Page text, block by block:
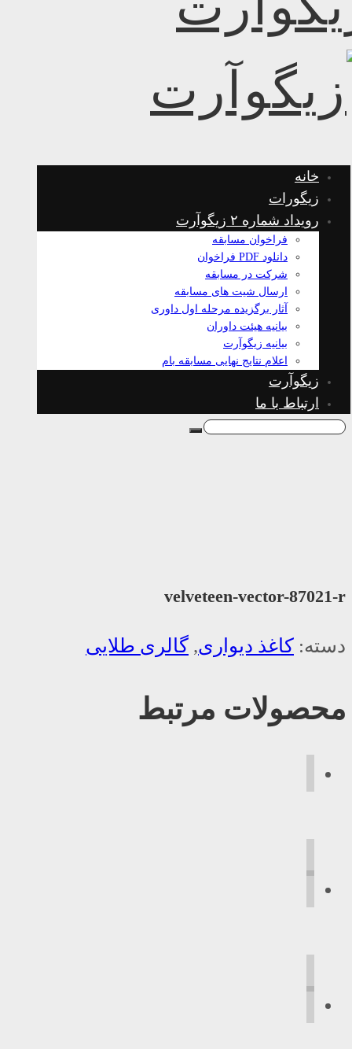
خانه
زیگورات
رویداد شماره ۲ زیگوآرت
فراخوان مسابقه
دانلود PDF فراخوان
شرکت در مسابقه
ارسال شیت های مسابقه
آثار برگزیده مرحله اول داوری
بیانیه هیئت داوران
بیانیه زیگوآرت
اعلام نتایج نهایی مسابقه بام
زیگوآرت
ارتباط با ما
velveteen-vector-87021-r
دسته: کاغذ دیواری, گالری طلایی
محصولات مرتبط